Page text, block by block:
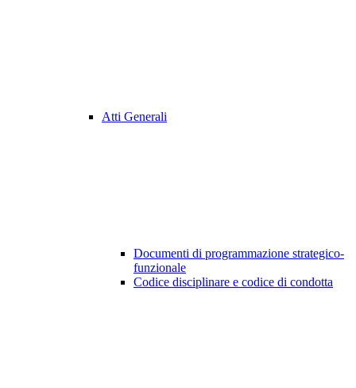
Atti Generali
Documenti di programmazione strategico-
funzionale
Codice disciplinare e codice di condotta